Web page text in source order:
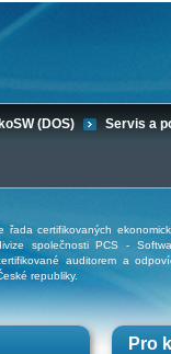
(DOS) Servis a
řada certifikovaných
společnosti PCS -
auditorem a
republiky.
Pro